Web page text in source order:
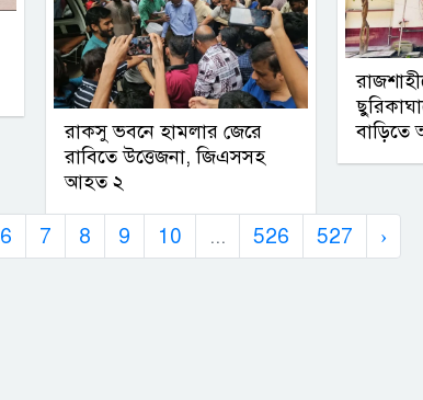
রাকসু ভবনে হামলার জেরে
রাবিতে উত্তেজনা, জিএসসহ
আহত ২
6 7 8 9 10 ... 526 527 ›